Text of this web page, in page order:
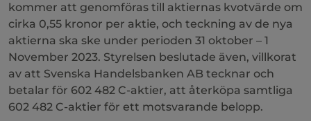
kommer att genomföras till aktiernas kvotvärde om
cirka 0,55 kronor per aktie, och teckning av de nya
aktierna ska ske under perioden 31 oktober – 1
November 2023. Styrelsen beslutade även, villkorat
av att Svenska Handelsbanken AB tecknar och
betalar för 602 482 C-aktier, att återköpa samtliga
602 482 C-aktier för ett motsvarande belopp.